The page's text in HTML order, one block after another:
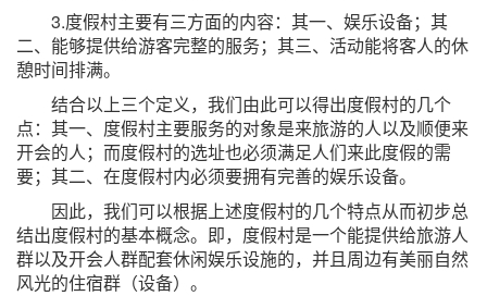
3.度假村主要有三方面的内容：其一、娱乐设备；其
二、能够提供给游客完整的服务；其三、活动能将客人的休
憩时间排满。
结合以上三个定义，我们由此可以得出度假村的几个
点：其一、度假村主要服务的对象是来旅游的人以及顺便来
开会的人；而度假村的选址也必须满足人们来此度假的需
要；其二、在度假村内必须要拥有完善的娱乐设备。
因此，我们可以根据上述度假村的几个特点从而初步总
结出度假村的基本概念。即，度假村是一个能提供给旅游人
群以及开会人群配套休闲娱乐设施的，并且周边有美丽自然
风光的住宿群（设备）。